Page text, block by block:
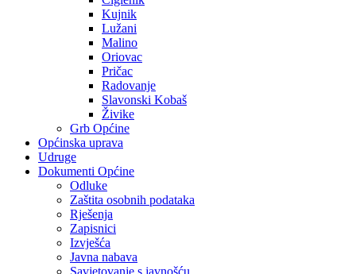
Kujnik
Lužani
Malino
Oriovac
Pričac
Radovanje
Slavonski Kobaš
Živike
Grb Općine
Općinska uprava
Udruge
Dokumenti Općine
Odluke
Zaštita osobnih podataka
Rješenja
Zapisnici
Izvješća
Javna nabava
Savjetovanje s javnošću